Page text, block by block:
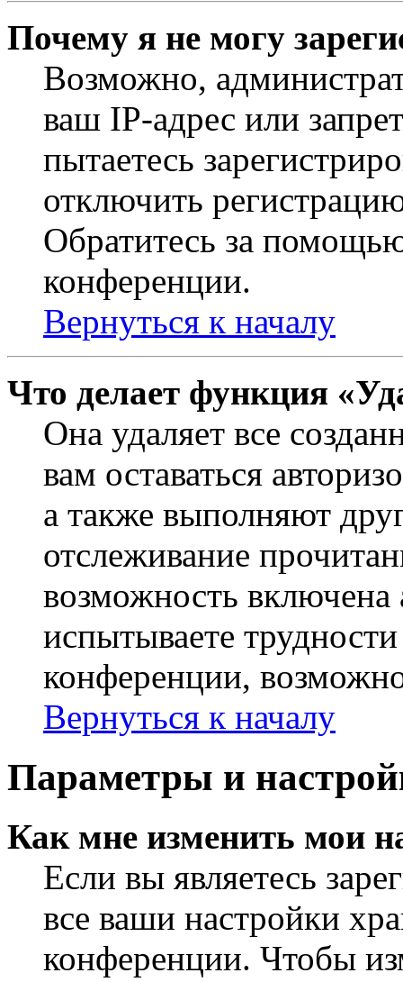
Почему я не могу
Возможно,
ваш IP-адрес или
пытаетесь
отключить
Обратитесь за
конференции.
Вернуться к началу
Что делает функция
Она удаляет все
вам оставаться
а также выполняют
отслеживание
возможность
испытываете
конференции,
Вернуться к началу
Параметры и
Как мне изменить мои
Если вы являетесь
все ваши настройки
конференции. Чтобы